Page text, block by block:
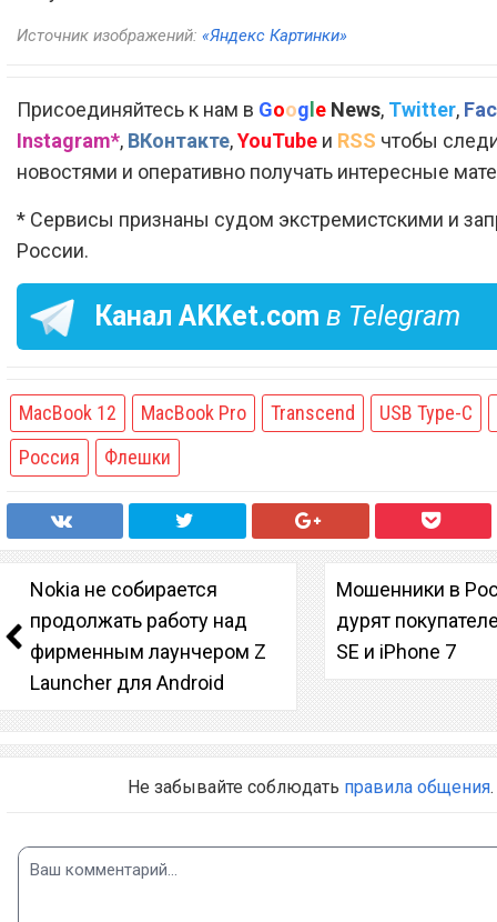
Источник изображений: «Яндекс Картинки»
Присоединяйтесь к нам в Goog e News, Twitter,
Instagram*, ВКонтакте,YouTube и RSS чтобы
новостями и оперативно получать интересные
* Сервисы признаны судом экстремистскими и
России.
Канал AKKet.com в Telegram
MacBook 12 MacBook Pro Transcend USB Type-C
Россия
Флешки
Nokia не собирается
продолжать работу над
фирменным лаунчером Z
Launcher для Android
Мошенники в
дурят
SE и iPhone 7
Не забывайте соблюдать правила общения.